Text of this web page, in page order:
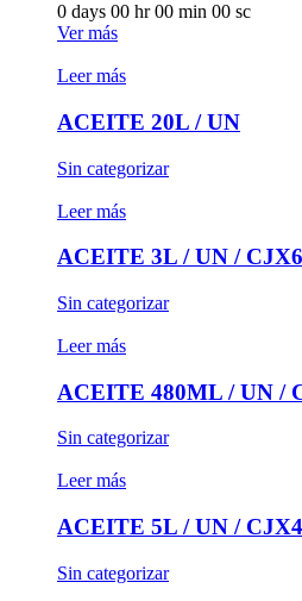
0 days 00 hr00 min 00 sc
Ver más
Leer más
ACEITE 20L / UN
Sin categorizar
Leer más
ACEITE 3L / UN / CJX6
Sin categorizar
Leer más
ACEITE 480ML / UN /
Sin categorizar
Leer más
ACEITE 5L / UN / CJX4
Sin categorizar